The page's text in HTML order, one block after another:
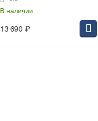
В наличии
13 690 ₽